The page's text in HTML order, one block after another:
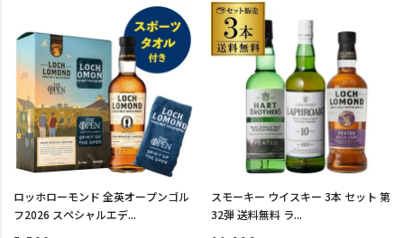
ロッホローモンド 全英オープンゴル
フ2026 スペシャルエデ...
スモーキー ウイスキー 3本 セット 第
32弾 送料無料 ラ...